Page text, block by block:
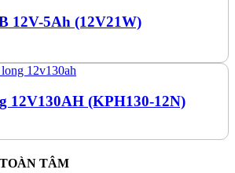
12V-5Ah (12V21W)
12V130AH (KPH130-12N)
TÂM